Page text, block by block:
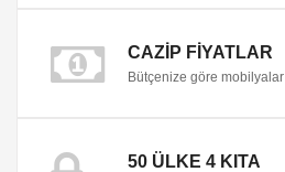
CAZIP FIYATLAR
Bütçenize göre mobilyalar
50 ÜLKE 4 KITA